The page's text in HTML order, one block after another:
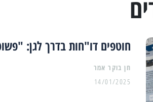
חוטפים דו"חות בדרך לגן:
14/01/2025